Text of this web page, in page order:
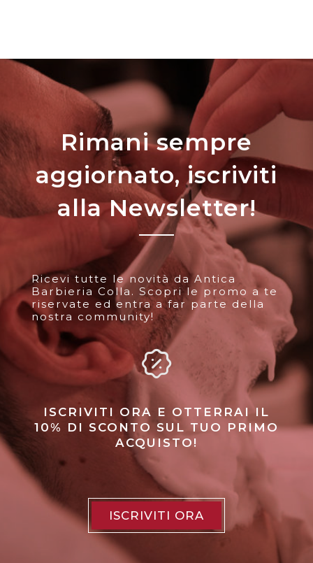
Rimani sempre
aggiornato, iscriviti
alla Newsletter!
Ricevi tutte le novità da Antica
Barbieria Colla. Scopri le promo a te
riservate ed entra a far parte della
nostra community!
ISCRIVITI ORA E OTTERRAI IL
10% DI SCONTO SUL TUO PRIMO
ACQUISTO!
ISCRIVITI ORA